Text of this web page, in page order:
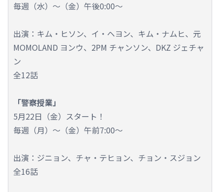
毎週（水）～（金）午後0:00～
出演：キム・ヒソン、イ・ヘヨン、キム・ナムヒ、元
MOMOLAND ヨンウ、2PM チャンソン、DKZ ジェチャ
ン
全12話
「警察授業」
5月22日（金）スタート！
毎週（月）～（金）午前7:00～
出演：ジニョン、チャ・テヒョン、チョン・スジョン
全16話